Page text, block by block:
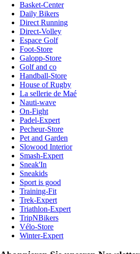
Basket-Center
Daily Bikers
Direct Running
Direct-Volley
Espace Golf
Foot-Store
Galopp-Store
Golf and co
Handball-Store
House of Rugby
La sellerie de Maé
Nauti-wave
On-Fight
Padel-Expert
Pecheur-Store
Pet and Garden
Slowood Interior
Smash-Expert
Sneak'In
Sneakids
Sport is good
Training-Fit
Trek-Expert
Triathlon-Expert
TripNBikers
Vélo-Store
Winter-Expert